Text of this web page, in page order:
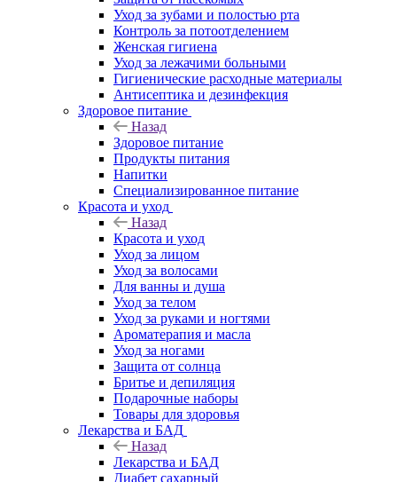
Уход за зубами и полостью рта
Контроль за потоотделением
Женская гигиена
Уход за лежачими больными
Гигиенические расходные материалы
Антисептика и дезинфекция
Здоровое питание
Назад
Здоровое питание
Продукты питания
Напитки
Специализированное питание
Красота и уход
Назад
Красота и уход
Уход за лицом
Уход за волосами
Для ванны и душа
Уход за телом
Уход за руками и ногтями
Ароматерапия и масла
Уход за ногами
Защита от солнца
Бритье и депиляция
Подарочные наборы
Товары для здоровья
Лекарства и БАД
Назад
Лекарства и БАД
Диабет сахарный